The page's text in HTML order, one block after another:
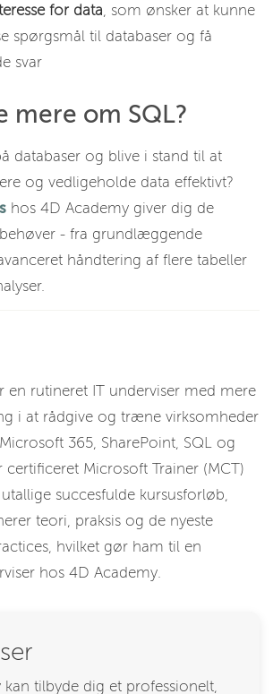
for data, som ønsker at kunne
spørgsmål til databaser og få
svar
mere om SQL?
databaser og blive i stand til at
og vedligeholde data effektivt?
hos 4D Academy giver dig de
- fra grundlæggende
håndtering af flere tabeller
en rutineret IT underviser med mere
i at rådgive og træne virksomheder
365, SharePoint, SQL og
certificeret Microsoft Trainer (MCT)
succesfulde kursusforløb,
teori, praksis og de nyeste
hvilket gør ham til en
hos 4D Academy.
kan tilbyde dig et professionelt,